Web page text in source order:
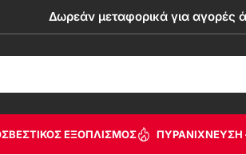
Δωρεάν μεταφορικά για αγορές
ΕΞΟΠΛΙΣΜΟΣ ΠΥΡΑΝΙΧΝΕΥΣΗ